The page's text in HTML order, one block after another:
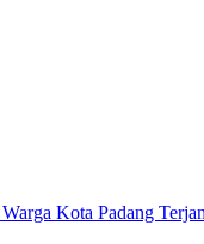
Kota Padang